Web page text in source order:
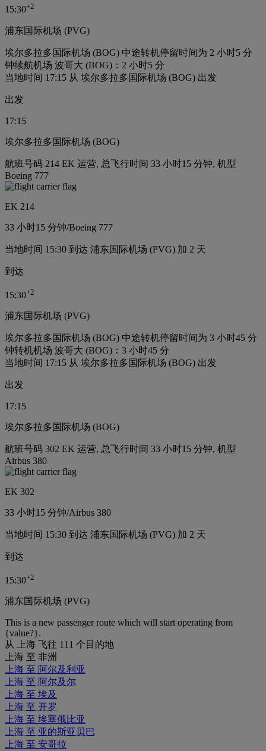
15:30+2
浦东国际机场 (PVG)
埃尔多拉多国际机场 (BOG) 中途转机停留时间为 2 小时5 分
钟续航机场 波哥大 (BOG)：2 小时5 分
当地时间 17:15 从 埃尔多拉多国际机场 (BOG) 出发
出发
17:15
埃尔多拉多国际机场 (BOG)
航班号码 214 EK 运营, 总飞行时间 33 小时15 分钟, 机型
Boeing 777
EK 214
33 小时15 分钟/Boeing 777
当地时间 15:30 到达 浦东国际机场 (PVG) 加 2 天
到达
15:30+2
浦东国际机场 (PVG)
埃尔多拉多国际机场 (BOG) 中途转机停留时间为 3 小时45 分
钟转机机场 波哥大 (BOG)：3 小时45 分
当地时间 17:15 从 埃尔多拉多国际机场 (BOG) 出发
出发
17:15
埃尔多拉多国际机场 (BOG)
航班号码 302 EK 运营, 总飞行时间 33 小时15 分钟, 机型
Airbus 380
EK 302
33 小时15 分钟/Airbus 380
当地时间 15:30 到达 浦东国际机场 (PVG) 加 2 天
到达
15:30+2
浦东国际机场 (PVG)
This is a new passenger route which will start operating from
{value?}.
从 上海 飞往 111 个目的地
上海 至 非洲
上海 至 阿尔及利亚
上海 至 阿尔及尔
上海 至 埃及
上海 至 开罗
上海 至 埃塞俄比亚
上海 至 亚的斯亚贝巴
上海 至 安哥拉